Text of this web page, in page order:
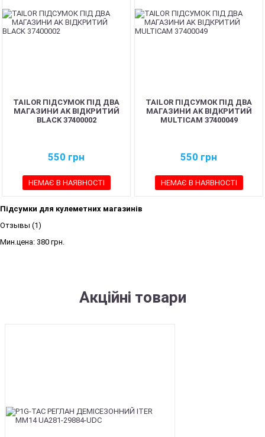
TAILOR ПІДСУМОК ПІД ДВА
МАГАЗИНИ AK ВІДКРИТИЙ
BLACK 37400002
550 грн
НЕМАЄ В НАЯВНОСТІ
TAILOR ПІДСУМОК ПІД ДВА
МАГАЗИНИ AK ВІДКРИТИЙ
MULTICAM 37400049
550 грн
НЕМАЄ В НАЯВНОСТІ
Підсумки для кулеметних магазинів
Отзывы (1)
Мин.цена: 380 грн.
Акційні товари